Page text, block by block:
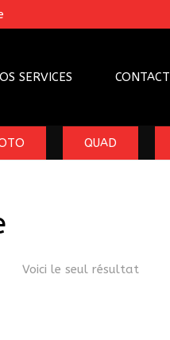
SERVICES CONTACT
QUAD
Voici le seul résultat